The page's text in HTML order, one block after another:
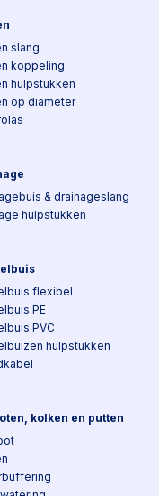
slang
koppeling
hulpstukken
op diameter
& drainageslang
hulpstukken
flexibel
PE
PVC
hulpstukken
kolken en putten